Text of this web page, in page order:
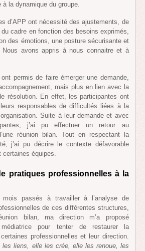
la dynamique du groupe.
d’APP ont nécessité des ajustements, de
du cadre en fonction des besoins exprimés,
des émotions, une posture sécurisante et
avons appris à nous connaitre et à
permis de faire émerger une demande,
mais plus en lien avec la
résolution. En effet, les participantes ont
responsables de difficultés liées à la
Suite à leur demande et avec
j’ai pu effectuer un retour au
réunion bilan. Tout en respectant la
j’ai pu décrire le contexte défavorable
équipes.
pratiques professionnelles à la
mois passés à travailler à l’analyse de
de ces différentes structures,
bilan, ma direction m’a proposé
médiatrice pour tenter de restaurer la
professionnelles et leur direction.
les liens, elle les crée, elle les renoue, les